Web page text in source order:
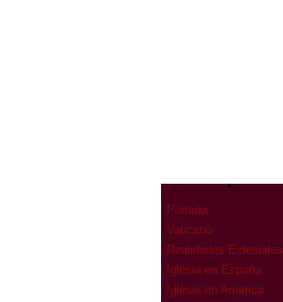
Portada
Vaticano
Realidades Eclesiales
Iglesia en España
Iglesia en América